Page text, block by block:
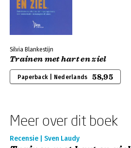
Silvia Blankestijn
Trainen met hart en ziel
Paperback | Nederlands 58,95
Meer over dit boek
Recensie | Sven Laudy